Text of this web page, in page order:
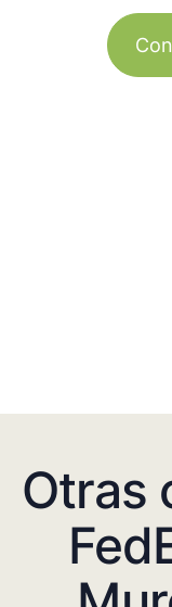
Otras